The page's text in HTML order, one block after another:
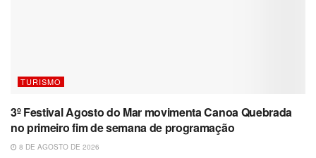
TURISMO
3º Festival Agosto do Mar movimenta Canoa Quebrada
no primeiro fim de semana de programação
8 DE AGOSTO DE 2026